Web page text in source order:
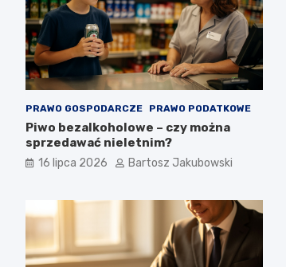
PRAWO GOSPODARCZE PRAWO PODATKOWE
Piwo bezalkoholowe – czy można
sprzedawać nieletnim?
16 lipca 2026 Bartosz Jakubowski